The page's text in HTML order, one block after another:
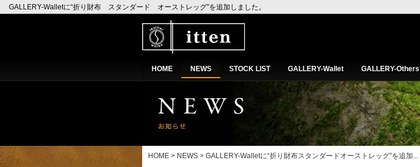
GALLERY-Walletに“折り財布 スタンダード オーストレッグ”を追加しました。
HOME NEWS STOCK LIST GALLERY-Wallet GALLERY-Others
HOME > NEWS > GALLERY-Walletに“折り財布スタンダードオーストレッグ”を追加...